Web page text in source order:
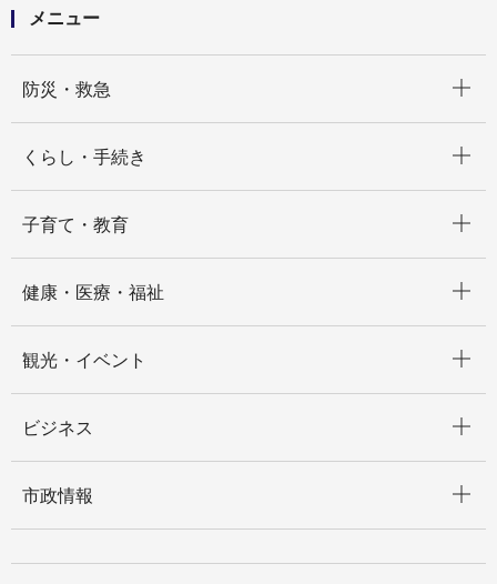
メニュー
防災・救急
くらし・手続き
子育て・教育
健康・医療・福祉
観光・イベント
ビジネス
市政情報